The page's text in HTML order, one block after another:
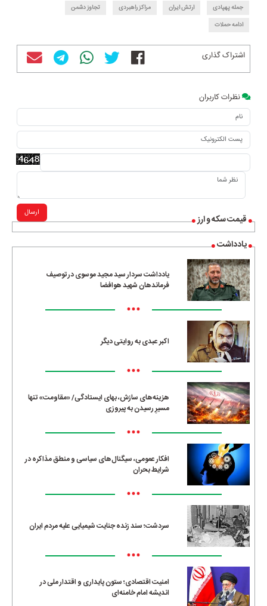
قیمت سکه و ارز
یادداشت
یادداشت سردار سید مجید موسوی در توصیف
فرماندهان شهید هوافضا
•••
اکبر عبدی به روایتی دیگر
•••
هزینه‌های سازش، بهای ایستادگی/ «مقاومت» تنها
مسیرِ رسیدن به پیروزی
•••
افکار عمومی، سیگنال‌های سیاسی و منطق مذاکره در
شرایط بحران
•••
سردشت؛ سند زنده جنایت شیمیایی علیه مردم ایران
•••
امنیت اقتصادی؛ ستون پایداری و اقتدار ملی در
اندیشه امام خامنه‌ای
جمله پهپادی ارتش ایران مراکز راهبردی
تجاوز دشمن
ادامه حملات
اشتراک گذاری
نظرات کاربران
ارسال